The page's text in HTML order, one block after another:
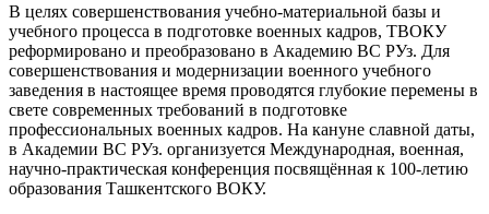
В целях совершенствования учебно-материальной базы и
учебного процесса в подготовке военных кадров, ТВОКУ
реформировано и преобразовано в Академию ВС РУз. Для
совершенствования и модернизации военного учебного
заведения в настоящее время проводятся глубокие перемены в
свете современных требований в подготовке
профессиональных военных кадров. На кануне славной даты,
в Академии ВС РУз. организуется Международная, военная,
научно-практическая конференция посвящённая к 100-летию
образования Ташкентского ВОКУ.